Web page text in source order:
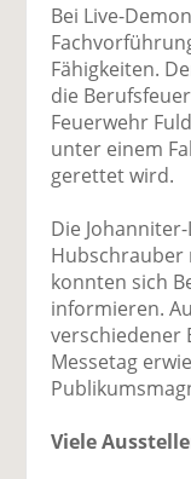
Bei Live-
Fähigkeiten.
die
Feuerwehr
unter einem
gerettet wird.
Die
Hubschrauber
konnten sich
informieren.
verschiedener
Messetag
Viele